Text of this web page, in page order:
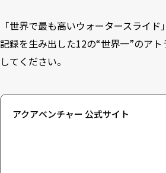
「世界で最も高いウォータースライ
記録を生み出した12の“世界一”のア
してください。
アクアベンチャー 公式サイト